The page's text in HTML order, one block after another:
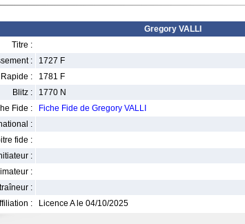
Gregory VALLI
Titre :
:
1727 F
Rapide :
1781 F
Blitz :
1770 N
Fide :
Fiche Fide de Gregory VALLI
:
fide :
:
:
:
:
Licence A le 04/10/2025